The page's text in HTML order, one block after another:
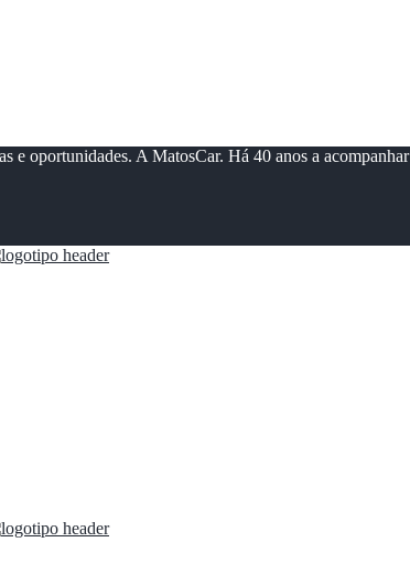
e oportunidades. A MatosCar. Há 40 anos a acompanhar